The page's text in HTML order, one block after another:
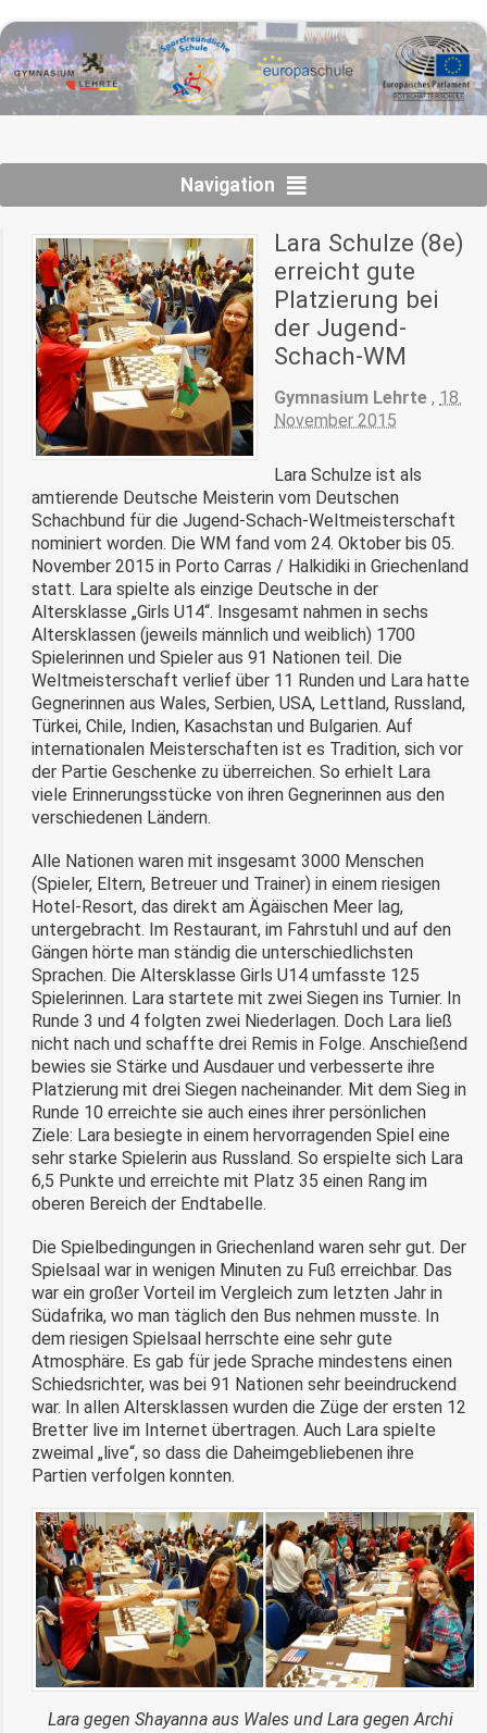
Navigation
Lara Schulze (8e)
erreicht gute
Platzierung bei
der Jugend-
Schach-WM
Gymnasium Lehrte , 18.
November 2015
Lara Schulze ist als
amtierende Deutsche Meisterin vom Deutschen
Schachbund für die Jugend-Schach-Weltmeisterschaft
nominiert worden. Die WM fand vom 24. Oktober bis 05.
November 2015 in Porto Carras / Halkidiki in Griechenland
statt. Lara spielte als einzige Deutsche in der
Altersklasse „Girls U14“. Insgesamt nahmen in sechs
Altersklassen (jeweils männlich und weiblich) 1700
Spielerinnen und Spieler aus 91 Nationen teil. Die
Weltmeisterschaft verlief über 11 Runden und Lara hatte
Gegnerinnen aus Wales, Serbien, USA, Lettland, Russland,
Türkei, Chile, Indien, Kasachstan und Bulgarien. Auf
internationalen Meisterschaften ist es Tradition, sich vor
der Partie Geschenke zu überreichen. So erhielt Lara
viele Erinnerungsstücke von ihren Gegnerinnen aus den
verschiedenen Ländern.
Alle Nationen waren mit insgesamt 3000 Menschen
(Spieler, Eltern, Betreuer und Trainer) in einem riesigen
Hotel-Resort, das direkt am Ägäischen Meer lag,
untergebracht. Im Restaurant, im Fahrstuhl und auf den
Gängen hörte man ständig die unterschiedlichsten
Sprachen. Die Altersklasse Girls U14 umfasste 125
Spielerinnen. Lara startete mit zwei Siegen ins Turnier. In
Runde 3 und 4 folgten zwei Niederlagen. Doch Lara ließ
nicht nach und schaffte drei Remis in Folge. Anschießend
bewies sie Stärke und Ausdauer und verbesserte ihre
Platzierung mit drei Siegen nacheinander. Mit dem Sieg in
Runde 10 erreichte sie auch eines ihrer persönlichen
Ziele: Lara besiegte in einem hervorragenden Spiel eine
sehr starke Spielerin aus Russland. So erspielte sich Lara
6,5 Punkte und erreichte mit Platz 35 einen Rang im
oberen Bereich der Endtabelle.
Die Spielbedingungen in Griechenland waren sehr gut. Der
Spielsaal war in wenigen Minuten zu Fuß erreichbar. Das
war ein großer Vorteil im Vergleich zum letzten Jahr in
Südafrika, wo man täglich den Bus nehmen musste. In
dem riesigen Spielsaal herrschte eine sehr gute
Atmosphäre. Es gab für jede Sprache mindestens einen
Schiedsrichter, was bei 91 Nationen sehr beeindruckend
war. In allen Altersklassen wurden die Züge der ersten 12
Bretter live im Internet übertragen. Auch Lara spielte
zweimal „live“, so dass die Daheimgebliebenen ihre
Partien verfolgen konnten.
Lara gegen Shayanna aus Wales und Lara gegen Archi